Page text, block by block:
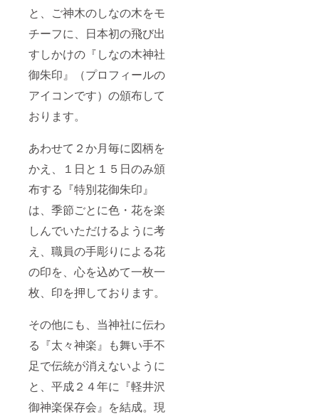
と、ご神木のしなの木をモ
チーフに、日本初の飛び出
すしかけの『しなの木神社
御朱印』（プロフィールの
アイコンです）の頒布して
おります。
あわせて２か月毎に図柄を
かえ、１日と１５日のみ頒
布する『特別花御朱印』
は、季節ごとに色・花を楽
しんでいただけるように考
え、職員の手彫りによる花
の印を、心を込めて一枚一
枚、印を押しております。
その他にも、当神社に伝わ
る『太々神楽』も舞い手不
足で伝統が消えないように
と、平成２４年に『軽井沢
御神楽保存会』を結成。現